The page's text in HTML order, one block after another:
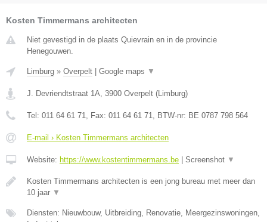
Kosten Timmermans architecten
Niet gevestigd in de plaats Quievrain en in de provincie
Henegouwen.
Limburg » Overpelt Google maps ▼
J. Devriendtstraat 1A, 3900 Overpelt (Limburg)
Tel: 011 64 61 71, Fax: 011 64 61 71, BTW-nr: BE 0787 798 564
E-mail › Kosten Timmermans architecten
Website: https://www.kostentimmermans.be Screenshot ▼
Kosten Timmermans architecten is een jong bureau met meer dan
10 jaar ▼
Diensten: Nieuwbouw, Uitbreiding, Renovatie, Meergezinswoningen,